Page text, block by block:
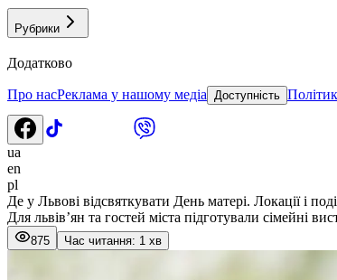
Рубрики
Додатково
Про насРеклама у нашому медіа Доступність
ua
en
pl
Де у Львові відсвяткувати День матері. Локації і
Для львів’ян та гостей міста підготували сімейні
875 Час читання: 1 хв